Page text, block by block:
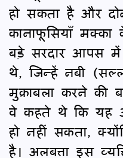
हो सकता है और
कानाफूसियाँ मक्का
बड़े सरदार आपस
थे, जिन्हें नबी
मुक़ाबला करने की
वे कहते थे कि यह
हो नहीं सकता,
है। अलबत्ता इस